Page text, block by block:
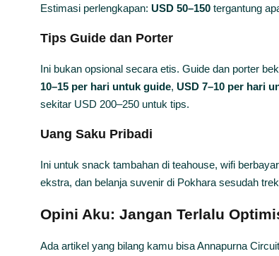
Estimasi perlengkapan: USD 50–150 tergantung
Tips Guide dan Porter
Ini bukan opsional secara etis. Guide dan porter
10–15 per hari untuk guide, USD 7–10 per hari
sekitar USD 200–250 untuk tips.
Uang Saku Pribadi
Ini untuk snack tambahan di teahouse, wifi
ekstra, dan belanja suvenir di Pokhara sesudah
Opini Aku: Jangan Terlalu
Ada artikel yang bilang kamu bisa Annapurna